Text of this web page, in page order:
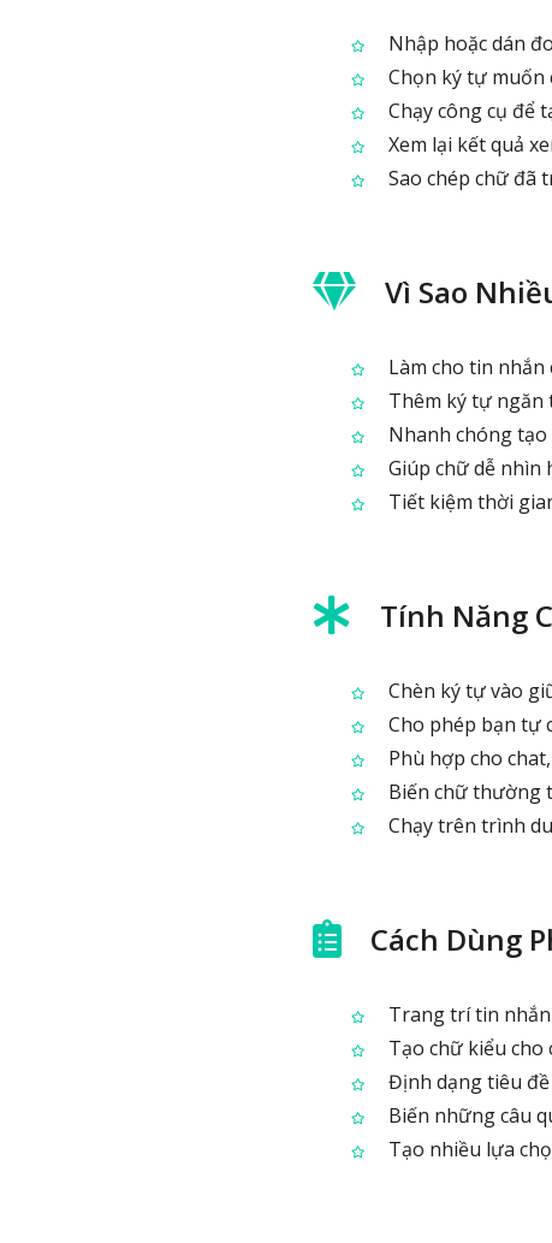
Nhập hoặc dán
Chọn ký tự muốn
Chạy công cụ để
Xem lại kết quả
Sao chép chữ đã
Vì Sao
Làm cho tin
Thêm ký tự
Nhanh chóng
Giúp chữ dễ nhìn
Tiết kiệm thời
Tính Năng
Chèn ký tự vào
Cho phép bạn tự
Phù hợp cho
Biến chữ thường
Chạy trên trình
Cách Dùng
Trang trí tin
Tạo chữ kiểu cho
Định dạng tiêu
Biến những câu
Tạo nhiều lựa